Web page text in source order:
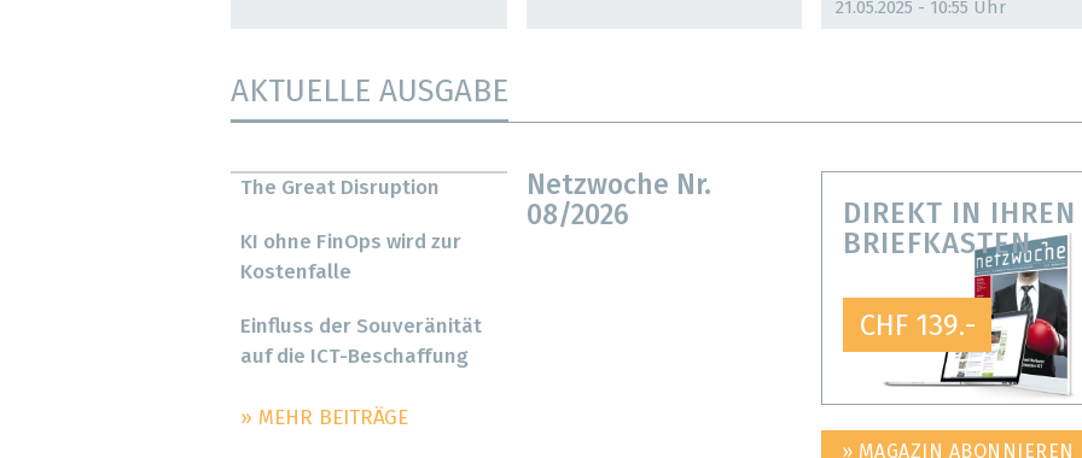
21.05.2025 - 10:55 Uhr
AKTUELLE AUSGABE
Netzwoche Nr.
08/2026
The Great Disruption
KI ohne FinOps wird zur
Kostenfalle
Einfluss der Souveränität
auf die ICT-Beschaffung
» MEHR BEITRÄGE
DIREKT IN IHREN
BRIEFKASTEN
CHF 139.-
» MAGAZIN ABONNIEREN